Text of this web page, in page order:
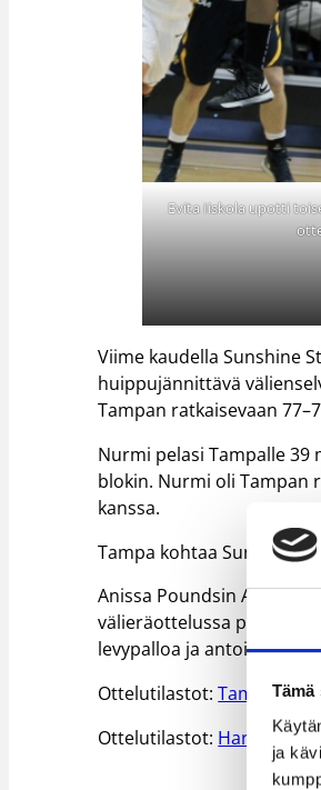
ja
Evita Iiskola upotti
Viime kaudella Sunshine
huippujännittävä
Tampan ratkaisevaan
Nurmi pelasi Tampalle
blokin. Nurmi oli Tampan
kanssa.
Tampa kohtaa Sunshine
Anissa Poundsin
välieräottelussa pistein
levypalloa ja antoi syötön.
Ottelutilastot:Tampa –
Ottelutilastot: Harding –